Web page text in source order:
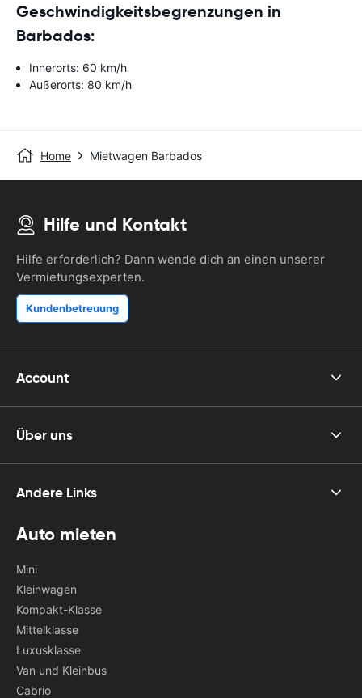
Geschwindigkeitsbegrenzungen in
Barbados:
Innerorts: 60 km/h
Außerorts: 80 km/h
Home Mietwagen Barbados
Hilfe und Kontakt
Hilfe erforderlich? Dann wende dich an einen unserer
Vermietungsexperten.
Kundenbetreuung
Account
Über uns
Andere Links
Auto mieten
Mini
Kleinwagen
Kompakt-Klasse
Mittelklasse
Luxusklasse
Van und Kleinbus
Cabrio